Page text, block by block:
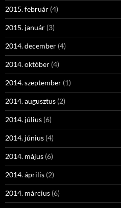
2015. február (4)
2015. január (3)
2014. december (4)
2014. október (4)
2014. szeptember (1)
2014. augusztus (2)
2014. július (6)
2014. június (4)
2014. május (6)
2014. április (2)
2014. március (6)